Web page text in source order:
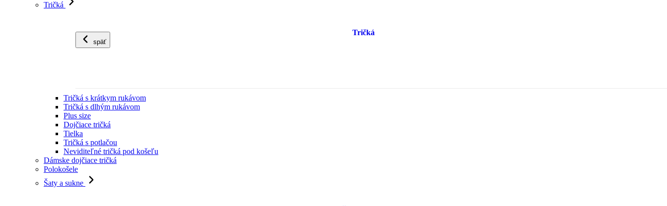
Tričká
späť
Tričká
Tričká s krátkym rukávom
Tričká s dlhým rukávom
Plus size
Dojčiace tričká
Tielka
Tričká s potlačou
Neviditeľné tričká pod košeľu
Dámske dojčiace tričká
Polokošele
Šaty a sukne